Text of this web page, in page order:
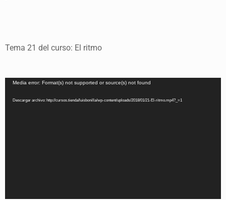
Tema 21 del curso: El ritmo
Reproductor
vídeo
Media error: Format(s) not supported or source(s) not found
Descargar archivo: http://cursos.tienda/luisbonilla/wp-content/uploads/2018/01/21-El-ritmo.mp4?_=1